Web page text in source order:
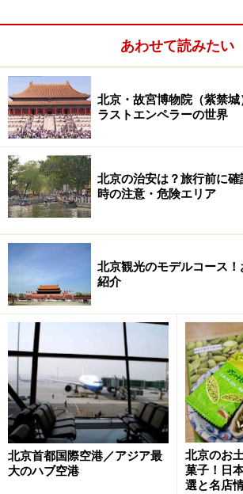
高所得者と低所得者の二極化が顕著
中国のニュースサイトによる物価
北京と東京の「食品」に関する物
北京と東京の「生活費」に関する物
北京と東京の「交通費」に関する物
北京では「高級=良品」とは限らな
北京のファストフード“快餐”は安い
安くて旨い！ 食事は北京旅行の大
北京のホテルは予約必須！ 気まま
険
北京はタクシーもチャーターも
得！
北京の観光スポットの料金設定は
北京のお土産予算は“少し多めに”
あわせて読みたい
北京・故宮博物院（紫禁
ラストエンペラーの世界
北京の治安は？旅行前に
時の注意・危険エリア
北京観光のモデルコース
紹介
北京首都国際空港／アジア最
大のハブ空港
北京のお
菓子！日
選と名店